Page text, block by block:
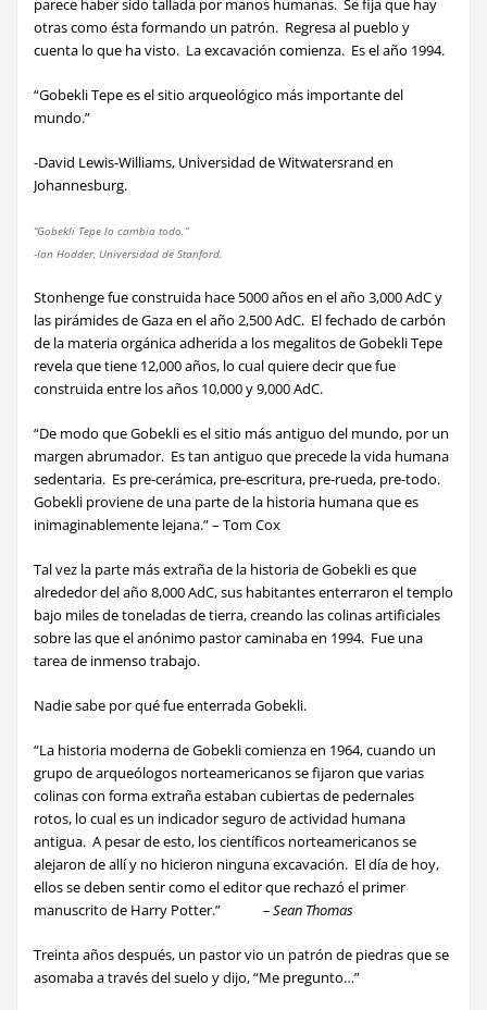
parece haber sido tallada por manos humanas. Se fija que hay
otras como ésta formando un patrón. Regresa al pueblo y
cuenta lo que ha visto. La excavación comienza. Es el año 1994.
“Gobekli Tepe es el sitio arqueológico más importante del
mundo.”
-David Lewis-Williams, Universidad de Witwatersrand en
Johannesburg.
“Gobekli Tepe lo cambia todo.”
-Ian Hodder, Universidad de Stanford.
Stonhengefue construida hace 5000 años en el año 3,000 AdC y
las pirámides de Gaza en el año 2,500 AdC. El fechado de carbón
de la materia orgánica adherida a los megalitos de Gobekli Tepe
revela que tiene 12,000 años, lo cual quiere decir que fue
construida entre los años 10,000 y 9,000 AdC.
“De modo que Gobekli es el sitio más antiguo del mundo, por un
margen abrumador. Es tan antiguo que precede la vida humana
sedentaria. Es pre-cerámica, pre-escritura, pre-rueda, pre-todo.
Gobekli proviene de una parte de la historia humana que es
inimaginablemente lejana.” – Tom Cox
Tal vez la parte más extrañade la historia de Gobekli es que
alrededor del año 8,000 AdC, sus habitantes enterraron el templo
bajo miles de toneladas de tierra, creando las colinas artificiales
sobre las que el anónimo pastor caminaba en 1994. Fue una
tarea de inmenso trabajo.
Nadiesabe por qué fue enterrada Gobekli.
“La historia moderna de Gobekli comienza en 1964, cuando un
grupo de arqueólogos norteamericanos se fijaron que varias
colinas con forma extraña estaban cubiertas de pedernales
rotos, lo cual es un indicador seguro de actividad humana
antigua. A pesar de esto, los científicos norteamericanos se
alejaron de allí y no hicieron ninguna excavación. El día de hoy,
ellos se deben sentir como el editor que rechazó el primer
manuscrito de Harry Potter.” – Sean Thomas
Treinta años después, un pastor vio un patrón de piedras que se
asomaba a través del suelo y dijo, “Me pregunto…”